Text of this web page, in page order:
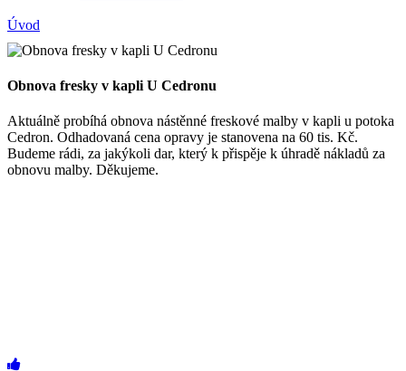
Úvod
Obnova fresky v kapli U Cedronu
Aktuálně probíhá obnova nástěnné freskové malby v kapli u potoka
Cedron. Odhadovaná cena opravy je stanovena na 60 tis. Kč.
Budeme rádi, za jakýkoli dar, který k přispěje k úhradě nákladů za
obnovu malby. Děkujeme.